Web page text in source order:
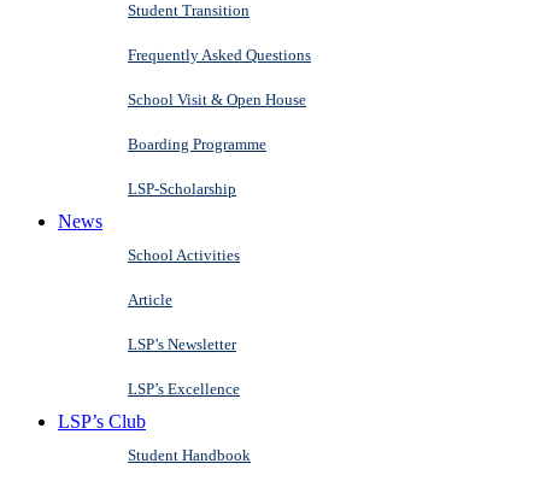
Student Transition
Frequently Asked Questions
School Visit & Open House
Boarding Programme
LSP-Scholarship
News
School Activities
Article
LSP’s Newsletter
LSP’s Excellence
LSP’s Club
Student Handbook